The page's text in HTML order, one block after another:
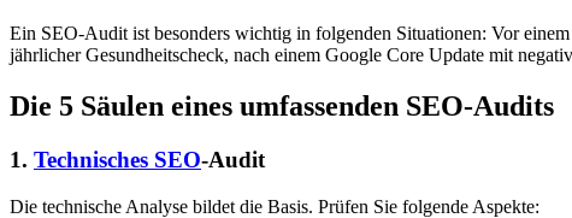
Ein SEO-Audit ist besonders wichtig in folgenden Situationen: Vor
jährlicher Gesundheitscheck, nach einem Google Core Update mit
Die 5 Säulen eines umfassenden SEO-Audits
1. Technisches SEO-Audit
Die technische Analyse bildet die Basis. Prüfen Sie folgende Aspekte: